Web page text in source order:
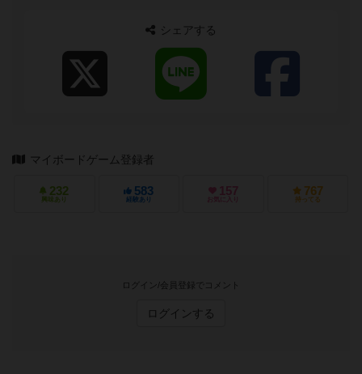
シェアする
マイボードゲーム登録者
232
興味あり
583
経験あり
157
お気に入り
767
持ってる
ログイン/会員登録でコメント
ログインする